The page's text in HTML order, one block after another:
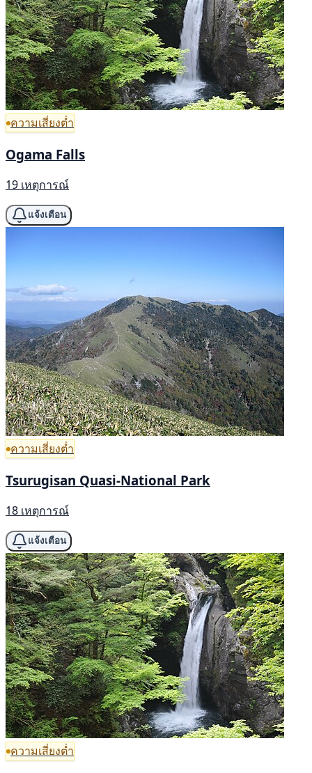
ความเสี่ยงต่ำ
Ogama Falls
19 เหตุการณ์
แจ้งเตือน
ความเสี่ยงต่ำ
Tsurugisan Quasi-National Park
18 เหตุการณ์
แจ้งเตือน
ความเสี่ยงต่ำ